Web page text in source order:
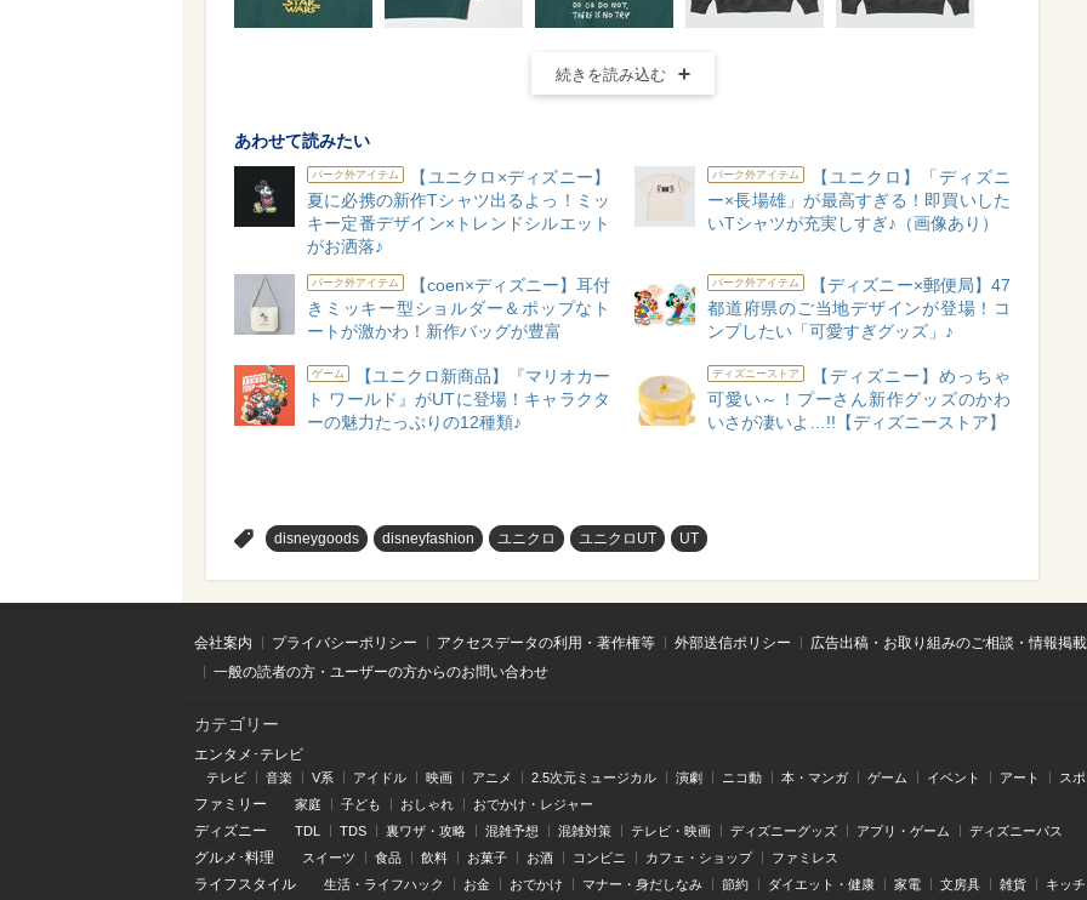
続きを読み込む
あわせて読みたい
パーク外アイテム
【ユニクロ×ディズニー】
夏に必携の新作Tシャツ出るよっ！ミッ
キー定番デザイン×トレンドシルエット
がお洒落♪
パーク外アイテム
【ユニクロ】「ディズニ
ー×長場雄」が最高すぎる！即買いした
いTシャツが充実しすぎ♪（画像あり）
パーク外アイテム
【coen×ディズニー】耳付
きミッキー型ショルダー＆ポップなト
ートが激かわ！新作バッグが豊富
パーク外アイテム
【ディズニー×郵便局】47
都道府県のご当地デザインが登場！コ
ンプしたい「可愛すぎグッズ」♪
ゲーム
【ユニクロ新商品】『マリオカー
ト ワールド』がUTに登場！キャラクタ
ーの魅力たっぷりの12種類♪
ディズニーストア
【ディズニー】めっちゃ
可愛い～！プーさん新作グッズのかわ
いさが凄いよ…!!【ディズニーストア】
disneygoods disneyfashion ユニクロ ユニクロUT UT
会社案内 プライバシーポリシー アクセスデータの利用・著作権等 外部送信ポリシー
広告出稿・お取り組みのご相談・情報掲
一般の読者の方・ユーザーの方からのお問い合わせ
カテゴリー
エンタメ･テレビ
テレビ 音楽 V系 アイドル 映画 アニメ 2.5次元ミュージカル 演劇 ニコ動 本・マンガ ゲーム イベント アート ス
ファミリー 家庭 子ども おしゃれ おでかけ・レジャー
ディズニー TDL TDS 裏ワザ・攻略 混雑予想 混雑対策 テレビ・映画 ディズニーグッズ アプリ・ゲーム ディズニーパス
グルメ･料理 スイーツ 食品 飲料 お菓子 お酒 コンビニ カフェ・ショップ ファミレス
ライフスタイル 生活・ライフハック お金 おでかけ マナー・身だしなみ 節約 ダイエット・健康 家電 文房具 雑貨 キッ